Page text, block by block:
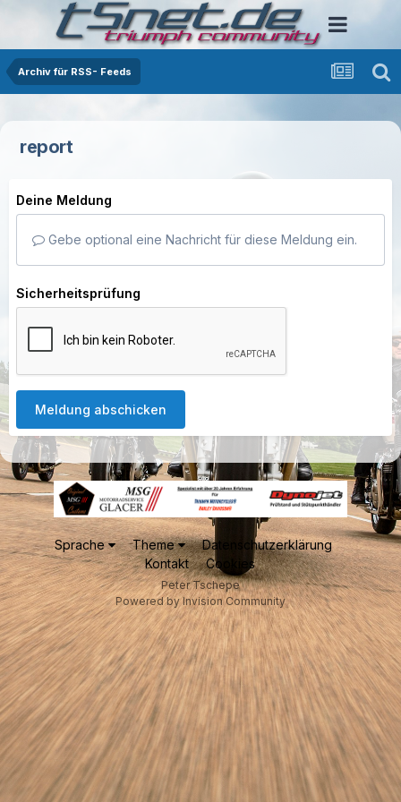
Archiv für RSS- Feeds
report
Deine Meldung
Gebe optional eine Nachricht für diese Meldung ein.
Sicherheitsprüfung
Meldung abschicken
Sprache Theme
Datenschutzerklärung
Kontakt
Cookies
Peter Tschepe
Powered by Invision Community